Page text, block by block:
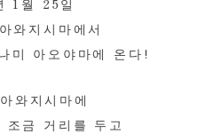
1월 25일
와지시마에서
미 아오야마에 온다!
와지시마에
조금 거리를 두고